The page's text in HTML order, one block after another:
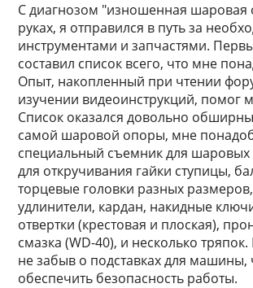
С диагнозом "изношенная шаровая
руках, я отправился в путь за
инструментами и запчастями.
составил список всего, что мне
Опыт, накопленный при чтении
изучении видеоинструкций, помог
Список оказался довольно
самой шаровой опоры, мне
специальный съемник для
для откручивания гайки ступицы,
торцевые головки разных
удлинители, кардан, накидные
отвертки (крестовая и плоская),
смазка (WD-40), и несколько
не забыв о подставках для машины,
обеспечить безопасность работы.